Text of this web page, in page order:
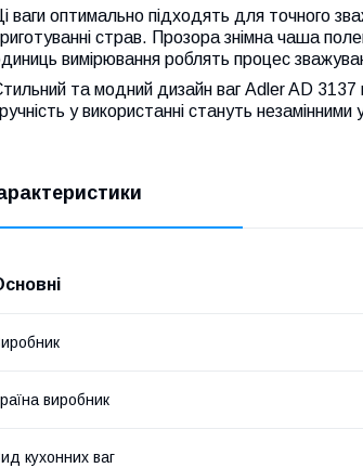
ваги оптимально підходять для точного
страв. Прозора знімна чаша
вимірювання роблять процес
та модний дизайн ваг Adler AD 3137
у використанні стануть незамінними
виробник
кухонних ваг